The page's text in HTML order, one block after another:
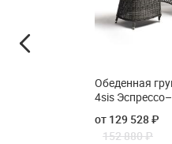
Обеденная
4sis
от 129 528 ₽
152 880 ₽